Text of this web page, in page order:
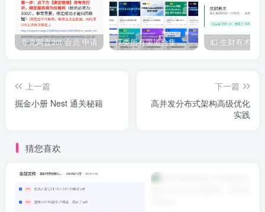
| ├──3.9 数据转换指令.mp4 22.43M
| ├──4.1 子程序的作用及编程方式.mp4 51.13M
| ├──4.2 中断子程序概念及编程方式.mp4 63.77M
| ├──4.3 中断子程序使用注意事项及案例.mp4 60.21M
| ├──4.4 机械手吸取物品综合控制性案例.mp4 301.93M
| ├──5.11 压力传感器接线方式.mp4 43.75M
| ├──5.12 S7-200 SMART模拟量与数字量对应关系.mp4 7.42M
| ├──5.13 模拟量模块采集当前温度【案例1】.mp4 15.52M
| ├──5.17 PID调节案例【恒温控制】.mp4 75.59M
| ├──5.2 介绍模拟量采集常用的元件.mp4 16.17M
| ├──5.4 EM AE04模拟量输入模块讲解.mp4 58.08M
| ├──5.5 EM AQ02模拟量输出模块讲解.mp4 25.69M
夸克网盘20t 会员 申请 IT类所有渠道合集 持续日更，目前近四千多条资源 年费用户微信私信获取权限
上一篇
掘金小册 Nest 通关秘籍
下一篇
高并发分布式架构高级优化
实践
猜您喜欢